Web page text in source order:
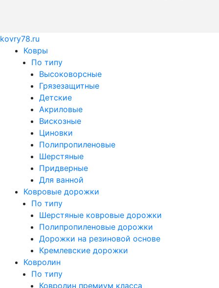
kovry78.ru
Ковры
По типу
Высоковорсные
Грязезащитные
Детские
Акриловые
Вискозные
Циновки
Полипропиленовые
Шерстяные
Придверные
Для ванной
Ковровые дорожки
По типу
Шерстяные ковровые дорожки
Полипропиленовые дорожки
Дорожки на резиновой основе
Кремлевские дорожки
Ковролин
По типу
Ковролин премиум класса